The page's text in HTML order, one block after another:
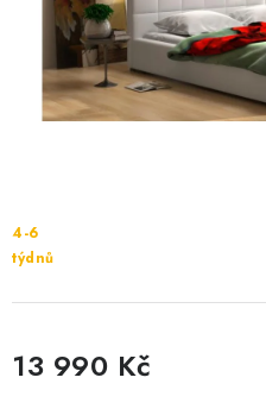
Cenník dopravy Kontakty
4-6
týdnů
13 990 Kč